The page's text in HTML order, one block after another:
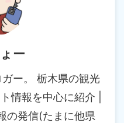
ー
ー。 栃木県の観光
情報を中心に紹介 |
の発信(たまに他県